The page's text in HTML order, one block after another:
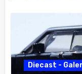
Diecast -